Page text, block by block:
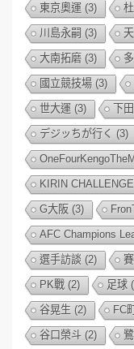
東京奧運 (3)
川島永嗣 (3)
大南拓磨 (3)
國立競技場 (3)
世大運 (3) 下
デジッちが行く (3)
KIRIN
G大阪 (3)
AFC Champions
選手訪談 (2)
PK戰 (2) 足球
谷晃生 (2) FC
谷口榮斗 (2)